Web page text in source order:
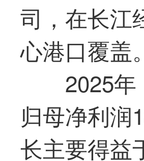
司，在长江
心港口覆盖。
2025
归母净利润
长主要得益